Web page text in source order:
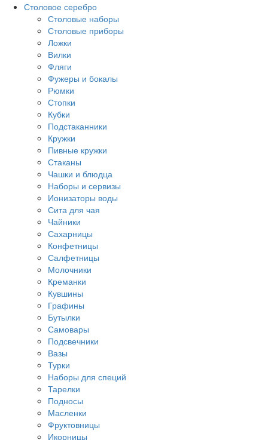
Столовое серебро
Столовые наборы
Столовые приборы
Ложки
Вилки
Фляги
Фужеры и бокалы
Рюмки
Стопки
Кубки
Подстаканники
Кружки
Пивные кружки
Стаканы
Чашки и блюдца
Наборы и сервизы
Ионизаторы воды
Сита для чая
Чайники
Сахарницы
Конфетницы
Салфетницы
Молочники
Креманки
Кувшины
Графины
Бутылки
Самовары
Подсвечники
Вазы
Турки
Наборы для специй
Тарелки
Подносы
Масленки
Фруктовницы
Икорницы